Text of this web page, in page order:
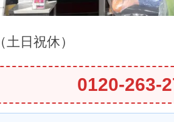
（土日祝休）
0120-263-